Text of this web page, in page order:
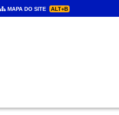
MAPA DO SITE ALT+B